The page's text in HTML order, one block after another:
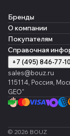
Бренды
О компании
Покупателям
Справочная
+7 (495) 846-77-10
sales@bouz.ru
115114, Россия,
GEO"
© 2026 BOUZ